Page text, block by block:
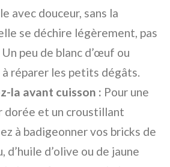
avec douceur, sans la
se déchire légèrement, pas
peu de blanc d’œuf ou
à réparer les petits dégâts.
la avant cuisson : Pour une
dorée et un croustillant
à badigeonner vos bricks de
d’huile d’olive ou de jaune